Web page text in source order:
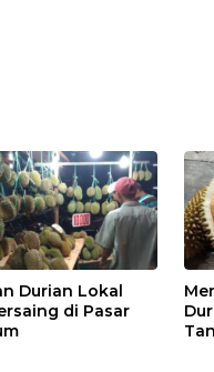
Durian Lokal
di Pasar